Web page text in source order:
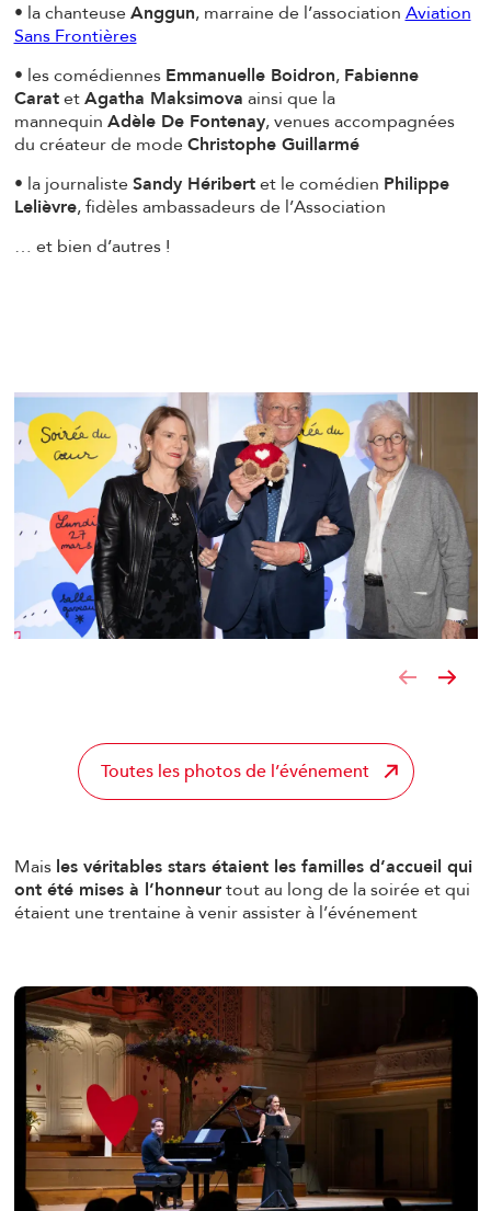
• la chanteuseAnggun, marraine de l’association Aviation
Sans Frontières
• les comédiennes Emmanuelle Boidron, Fabienne
CaratetAgatha Maksimova ainsi que la
mannequin Adèle De Fontenay, venues accompagnées
du créateur de modeChristophe Guillarmé
• la journalisteSandy Héribertet le comédien Philippe
Lelièvre, fidèles ambassadeurs de l’Association
… et bien d’autres !
Toutes les photos de l’événement
Mais les véritables stars étaient les familles d’accueil qui
ont été mises à l’honneurtout au long de la soirée et qui
étaient une trentaine à venir assister à l’événement